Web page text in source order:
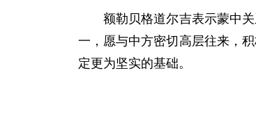
额勒贝格道尔吉表示蒙中关
一，愿与中方密切高层往来，
定更为坚实的基础。